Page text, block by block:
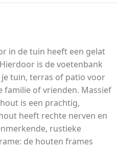
in de tuin heeft een gelat
is de voetenbank
tuin, terras of patio voor
familie of vrienden. Massief
is een prachtig,
heeft rechte nerven en
rustieke
de houten frames